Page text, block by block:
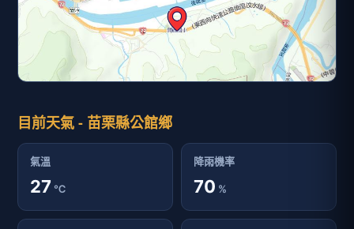
目前天氣 - 苗栗縣公館鄉
氣溫
27 ℃
降雨機率
70 %